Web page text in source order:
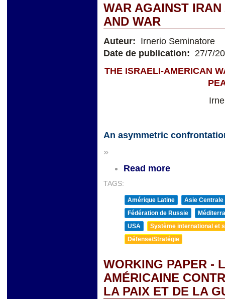
WAR AGAINST
AND WAR
Auteur: Irnerio Seminatore
Date de publication: 27/7/
THE ISRAELI-AMERICAN
An asymmetric
»
Read more
TAGS:
Amérique Latine
Asie Centrale
Fédération de Russie
USA
Système international et
Défense/Stratégie
WORKING PAPER -
AMÉRICAINE
LA PAIX ET DE LA